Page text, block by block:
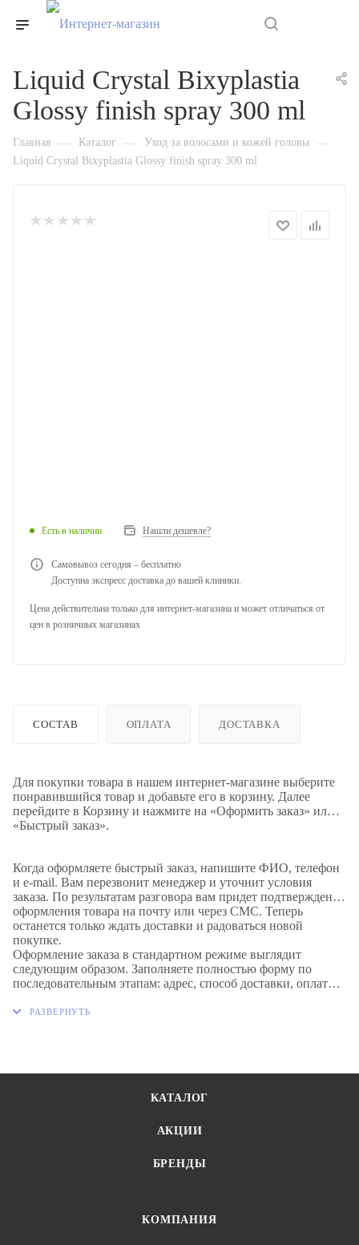
Liquid Crystal Bixyplastia
Glossy finish spray 300 ml
Главная — Каталог — Уход за волосами и кожей головы —
Liquid Crystal Bixyplastia Glossy finish spray 300 ml
Есть в наличии Нашли дешевле?
Самовывоз сегодня – бесплатно
Доступна экспресс доставка до вашей клиники.
Цена действительна только для интернет-магазина и может отличаться от
цен в розничных магазинах
СОСТАВ ОПЛАТА ДОСТАВКА
Для покупки товара в нашем интернет-магазине выберите
понравившийся товар и добавьте его в корзину. Далее
перейдите в Корзину и нажмите на «Оформить заказ» или
«Быстрый заказ».
Когда оформляете быстрый заказ, напишите ФИО, телефон
и e-mail. Вам перезвонит менеджер и уточнит условия
заказа. По результатам разговора вам придет подтверждение
оформления товара на почту или через СМС. Теперь
останется только ждать доставки и радоваться новой
покупке.
Оформление заказа в стандартном режиме выглядит
следующим образом. Заполняете полностью форму по
последовательным этапам: адрес, способ доставки, оплаты,
информацию, которая поможет курьеру вас найти. Нажмите
КАТАЛОГ
АКЦИИ
БРЕНДЫ
КОМПАНИЯ